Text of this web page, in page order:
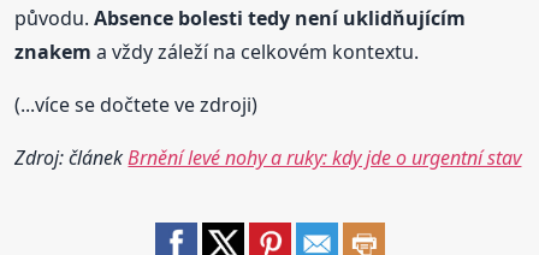
původu.Absence bolesti tedy není uklidňujícím
znakem a vždy záleží na celkovém kontextu.
(...více se dočtete ve zdroji)
Zdroj: článekBrnění levé nohy a ruky: kdy jde o urgentní stav